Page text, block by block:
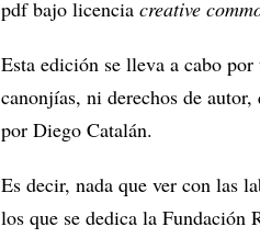
pdf bajo licencia creative
Esta edición se lleva a cabo
canonjías, ni derechos de
por Diego Catalán.
Es decir, nada que ver con las
los que se dedica la Fundación